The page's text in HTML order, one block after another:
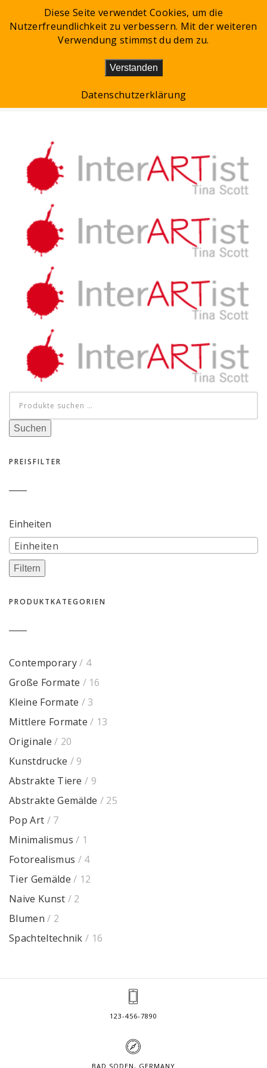
Toggle
nach:
Suchen
PREISFILTER
Einheiten
Einheiten
Filtern
PRODUKTKATEGORIEN
Contemporary/ 4
Große Formate / 16
Kleine Formate / 3
Mittlere Formate / 13
Originale / 20
Kunstdrucke / 9
Abstrakte Tiere / 9
Abstrakte Gemälde / 25
Pop Art / 7
Minimalismus / 1
Fotorealismus / 4
Tier Gemälde / 12
Naive Kunst / 2
Blumen / 2
Spachteltechnik / 16
123-456-7890
BAD SODEN, GERMANY
Diese Seite verwendet Cookies, um die
Nutzerfreundlichkeit zu verbessern. Mit der weiteren
Verwendung stimmst du dem zu.
Verstanden
Datenschutzerklärung